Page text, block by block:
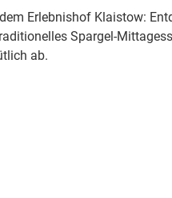
Erlebnishof Klaistow:
Spargel-
ab.